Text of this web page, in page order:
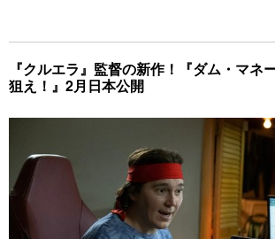
『クルエラ』監督の新作！『ダム・マ
狙え！』2月日本公開